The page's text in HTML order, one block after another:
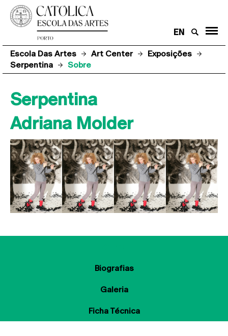
EN
Escola Das Artes Art Center
Exposições
Serpentina
Sobre
Serpentina
Adriana Molder
Biografias
Galeria
Ficha Técnica